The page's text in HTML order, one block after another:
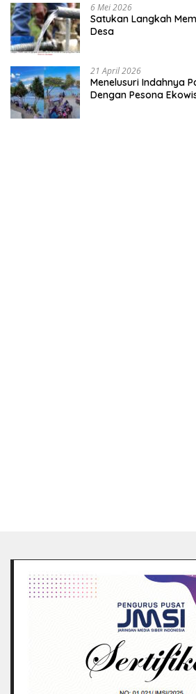
6 Mei 2026
Satukan Langkah
Desa
21 April 2026
Menelusuri Indahnya
Dengan Pesona